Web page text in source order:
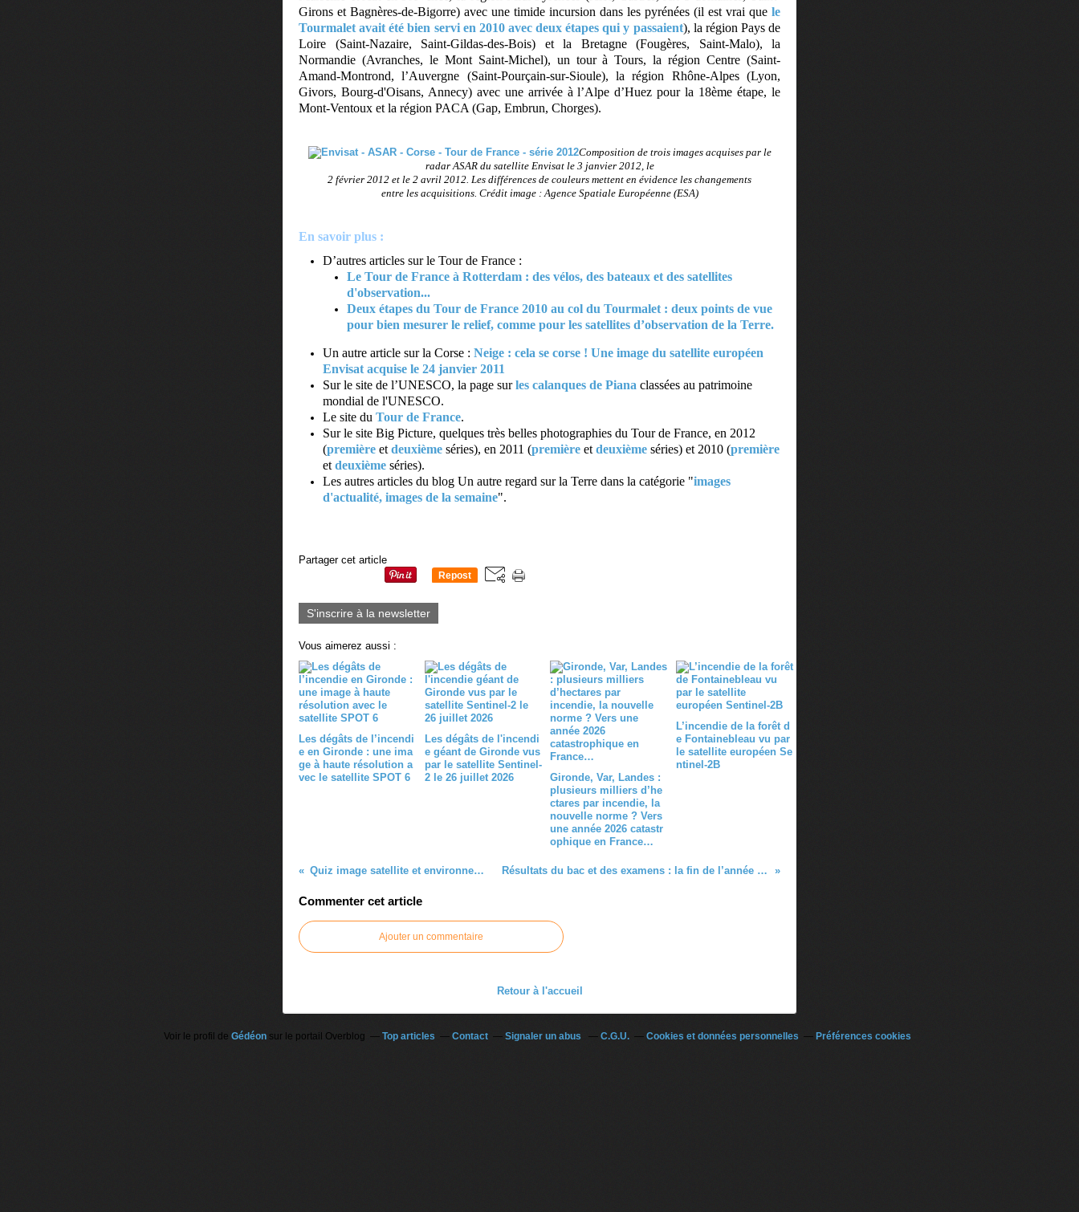
Girons et Bagnères-de-Bigorre) avec une timide incursion dans les pyrénées (il est vrai que le
Tourmalet avait été bien servi en 2010 avec deux étapes qui y passaient), la région Pays de
Loire (Saint-Nazaire, Saint-Gildas-des-Bois) et la Bretagne (Fougères, Saint-Malo), la
Normandie (Avranches, le Mont Saint-Michel), un tour à Tours, la région Centre (Saint-
Amand-Montrond, l’Auvergne (Saint-Pourçain-sur-Sioule), la région Rhône-Alpes (Lyon,
Givors, Bourg-d'Oisans, Annecy) avec une arrivée à l’Alpe d’Huez pour la 18ème étape, le
Mont-Ventoux et la région PACA (Gap, Embrun, Chorges).
Composition de trois images acquises par le
radar ASAR du satellite Envisat le 3 janvier 2012, le
2 février 2012 et le 2 avril 2012. Les différences de couleurs mettent en évidence les changements
entre les acquisitions. Crédit image : Agence Spatiale Européenne (ESA)
En savoir plus :
D’autres articles sur le Tour de France :
Le Tour de France à Rotterdam : des vélos, des bateaux et des satellites
d'observation...
Deux étapes du Tour de France 2010 au col du Tourmalet : deux points de vue
pour bien mesurer le relief, comme pour les satellites d’observation de la Terre.
Un autre article sur la Corse : Neige : cela se corse ! Une image du satellite européen
Envisat acquise le 24 janvier 2011
Sur le site de l’UNESCO, la page surles calanques de Piana classées au patrimoine
mondial de l'UNESCO.
Le site du Tour de France.
Sur le site Big Picture, quelques très belles photographies du Tour de France, en 2012
(première etdeuxième séries), en 2011 (première etdeuxième séries) et 2010 (première
etdeuxième séries).
Les autres articles du blog Un autre regard sur la Terre dans la catégorie "images
d'actualité, images de la semaine".
Partager cet article
Repost
S'inscrire à la newsletter
Vous aimerez aussi :
Les dégâts de l’incendi
e en Gironde : une ima
ge à haute résolution a
vec le satellite SPOT 6
Les dégâts de l'incendi
e géant de Gironde vus
par le satellite Sentinel-
2 le 26 juillet 2026
Gironde, Var, Landes :
plusieurs milliers d’he
ctares par incendie, la
nouvelle norme ? Vers
une année 2026 catastr
ophique en France…
L’incendie de la forêt d
e Fontainebleau vu par
le satellite européen Se
ntinel-2B
Quiz image satellite et environnement : encore un lac... Résultats du bac et des examens : la fin de l’année scolaire et un air de vacances
Commenter cet article
Ajouter un commentaire
Retour à l'accueil
Voir le profil de Gédéonsur le portail Overblog Top articles Contact Signaler un abus C.G.U. Cookies et données personnelles Préférences cookies